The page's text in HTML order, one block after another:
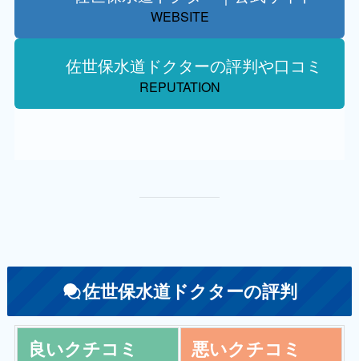
WEBSITE
佐世保水道ドクターの評判や口コミ
REPUTATION
佐世保水道ドクターの評判
良いクチコミ 悪いクチコミ